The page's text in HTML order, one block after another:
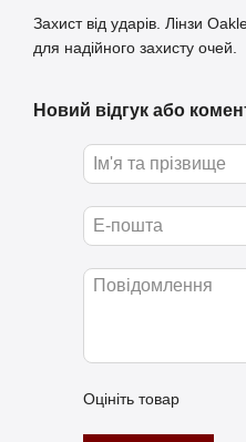
Захист від ударів. Лінзи
для надійного захисту очей.
Новий відгук або
Оцініть товар